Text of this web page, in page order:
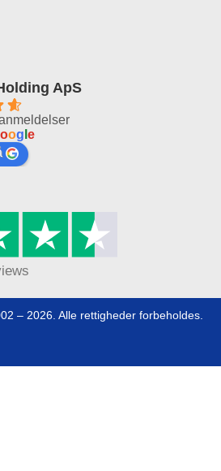
ApS
oog e
– 2026. Alle rettigheder forbeholdes.